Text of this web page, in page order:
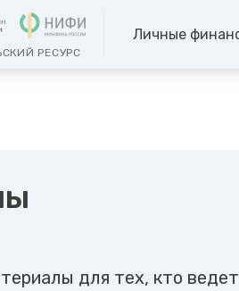
РЕСУРС
Личные
для тех, кто